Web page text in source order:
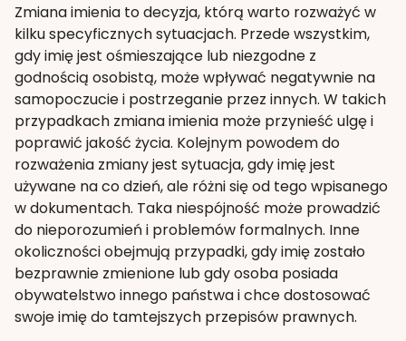
Zmiana imienia to decyzja, którą warto rozważyć w
kilku specyficznych sytuacjach. Przede wszystkim,
gdy imię jest ośmieszające lub niezgodne z
godnością osobistą, może wpływać negatywnie na
samopoczucie i postrzeganie przez innych. W takich
przypadkach zmiana imienia może przynieść ulgę i
poprawić jakość życia. Kolejnym powodem do
rozważenia zmiany jest sytuacja, gdy imię jest
używane na co dzień, ale różni się od tego wpisanego
w dokumentach. Taka niespójność może prowadzić
do nieporozumień i problemów formalnych. Inne
okoliczności obejmują przypadki, gdy imię zostało
bezprawnie zmienione lub gdy osoba posiada
obywatelstwo innego państwa i chce dostosować
swoje imię do tamtejszych przepisów prawnych.